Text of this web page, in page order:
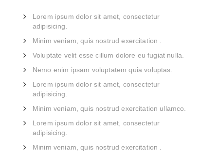
Lorem ipsum dolor sit amet, consectetur
adipisicing.
Minim veniam, quis nostrud exercitation .
Voluptate velit esse cillum dolore eu fugiat nulla.
Nemo enim ipsam voluptatem quia voluptas.
Lorem ipsum dolor sit amet, consectetur
adipisicing.
Minim veniam, quis nostrud exercitation ullamco.
Lorem ipsum dolor sit amet, consectetur
adipisicing.
Minim veniam, quis nostrud exercitation .